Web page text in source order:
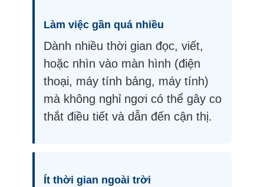
Làm việc gần quá nhiều
Dành nhiều thời gian đọc, viết,
hoặc nhìn vào màn hình (điện
thoại, máy tính bảng, máy tính)
mà không nghỉ ngơi có thể gây co
thắt điều tiết và dẫn đến cận thị.
Ít thời gian ngoài trời